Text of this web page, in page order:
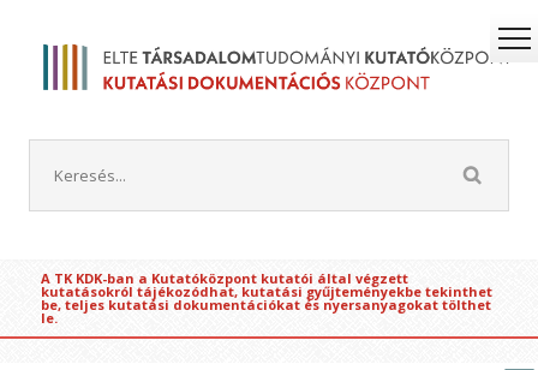
A TK KDK-ban a Kutatóközpont kutatói által végzett
kutatásokról tájékozódhat, kutatási gyűjteményekbe tekinthet
be, teljes kutatási dokumentációkat és nyersanyagokat tölthet
le.